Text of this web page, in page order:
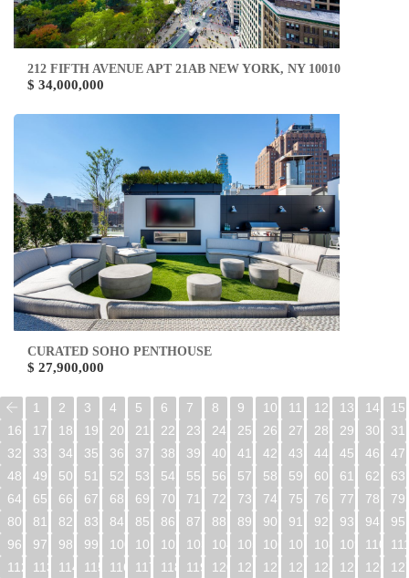
212 FIFTH AVENUE APT 21AB NEW YORK, NY 10010
$ 34,000,000
CURATED SOHO PENTHOUSE
$ 27,900,000
1 2 3 4 5 6 7 8 9 10 11 12 13 14
15
16
17 18 19 20 21 22 23 24 25 26 27 28 29 30
31
32
33 34 35 36 37 38 39 40 41 42 43 44 45 46
47
48
49 50 51 52 53 54 55 56 57 58 59 60 61 62
63
64
65 66 67 68 69 70 71 72 73 74 75 76 77 78
79
80
81 82 83 84 85 86 87 88 89 90 91 92 93 94
95
96
97 98 99 100 101 102 103 104 105 106 107 108 109 110
112
113 114 115 116 117 118 119 120 121 122 123 124 125 126